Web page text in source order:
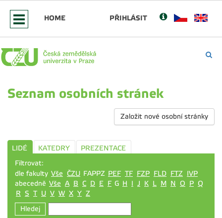
HOME PŘIHLÁSIT
Seznam osobních stránek
Založit nové osobní stránky
LIDÉ KATEDRY
PREZENTACE
Filtrovat:
dle fakulty Vše ČZU FAPPZ PEF TF FZP FLD FTZ IVP
abecedně Vše A B C D E F G H I J K L M N O P Q
R S T U V W X Y Z
Hledej